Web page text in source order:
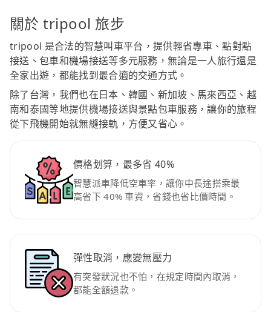
關於 tripool 旅步
tripool 是合法的智慧叫車平台，提供輕省專車、點對點
接送、包車和機場接送等多元服務，無論是一人旅行還是
全家出遊，都能找到最合適的交通方式。
除了台灣，我們也在日本、韓國、新加坡、馬來西亞、越
南和泰國等地提供機場接送與景點包車服務，讓你的旅程
從下飛機開始就無縫接軌，方便又省心。
價格划算，最多省 40%
智慧派車降低空車率，讓你中長途搭乘最
高省下 40% 車資，省錢也省比價時間。
彈性取消，應變無壓力
有突發狀況也不怕，在規定時間內取消，
都能全額退款。